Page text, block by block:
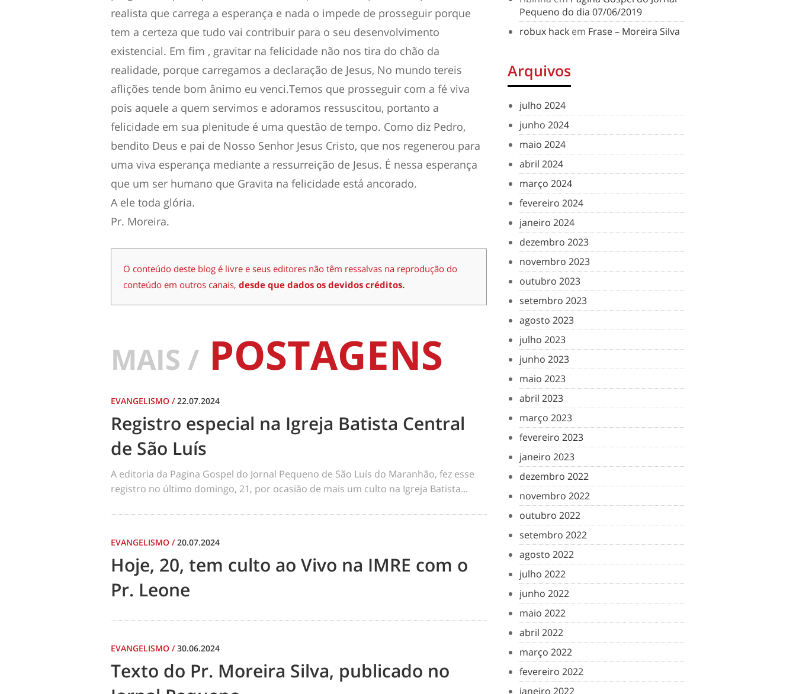
realista que carrega a esperança e nada o impede de prosseguir porque
tem a certeza que tudo vai contribuir para o seu desenvolvimento
existencial. Em fim , gravitar na felicidade não nos tira do chão da
realidade, porque carregamos a declaração de Jesus, No mundo tereis
aflições tende bom ânimo eu venci.Temos que prosseguir com a fé viva
pois aquele a quem servimos e adoramos ressuscitou, portanto a
felicidade em sua plenitude é uma questão de tempo. Como diz Pedro,
bendito Deus e pai de Nosso Senhor Jesus Cristo, que nos regenerou para
uma viva esperança mediante a ressurreição de Jesus. É nessa esperança
que um ser humano que Gravita na felicidade está ancorado.
A ele toda glória.
Pr. Moreira.
O conteúdo deste blog é livre e seus editores não têm ressalvas na reprodução do
conteúdo em outros canais, desde que dados os devidos créditos.
MAIS / POSTAGENS
EVANGELISMO /22.07.2024
Registro especial na Igreja Batista Central
de São Luís
A editoria da Pagina Gospel do Jornal Pequeno de São Luís do Maranhão, fez esse
registro no último domingo, 21, por ocasião de mais um culto na Igreja Batista...
EVANGELISMO /20.07.2024
Hoje, 20, tem culto ao Vivo na IMRE com o
Pr. Leone
EVANGELISMO /30.06.2024
Texto do Pr. Moreira Silva, publicado no
Pequeno do dia 07/06/2019
robux hack em Frase – Moreira Silva
Arquivos
julho 2024
junho 2024
maio 2024
abril 2024
março 2024
fevereiro 2024
janeiro 2024
dezembro 2023
novembro 2023
outubro 2023
setembro 2023
agosto 2023
julho 2023
junho 2023
maio 2023
abril 2023
março 2023
fevereiro 2023
janeiro 2023
dezembro 2022
novembro 2022
outubro 2022
setembro 2022
agosto 2022
julho 2022
junho 2022
maio 2022
abril 2022
março 2022
fevereiro 2022
janeiro 2022